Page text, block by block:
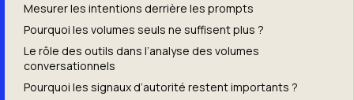
Mesurer les intentions derrière les prompts
Pourquoi les volumes seuls ne suffisent plus ?
Le rôle des outils dans l’analyse des volumes
conversationnels
Pourquoi les signaux d’autorité restent importants ?